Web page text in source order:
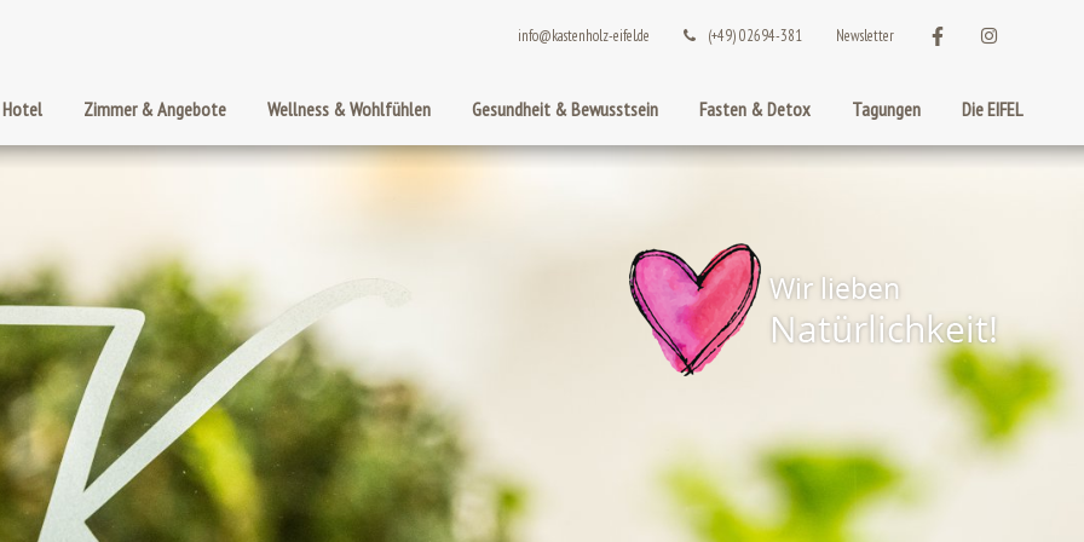
info@kastenholz-eifel.de (+49) 02694-381 Newsletter
Hotel Zimmer & Angebote Wellness & Wohlfühlen Gesundheit & Bewusstsein Fasten & Detox Tagungen Die EIFEL